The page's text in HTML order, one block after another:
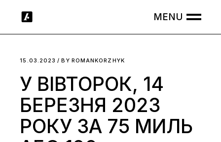
15.03.2023 BY ROMANKORZHYK
У ВІВТОРОК, 14
БЕРЕЗНЯ 2023
РОКУ ЗА 75 МИЛЬ